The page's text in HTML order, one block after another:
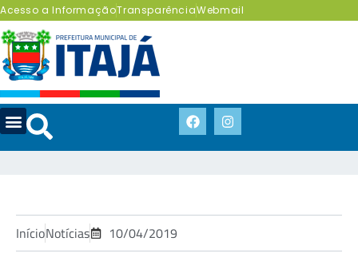
Acesso a InformaçãoTransparênciaWebmail
InícioNotícias 10/04/2019